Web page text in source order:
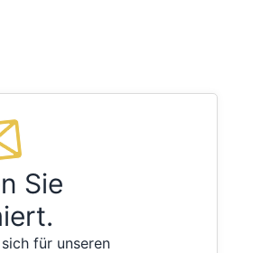
Sie
für unseren